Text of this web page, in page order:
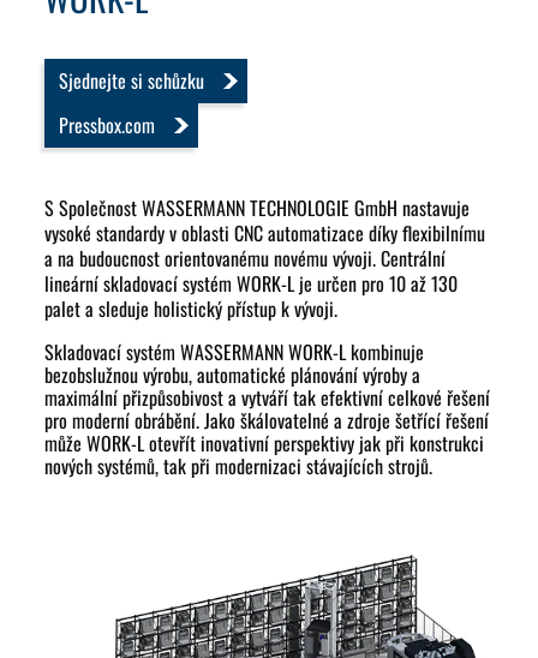
Sjednejte si schůzku
Pressbox.com
SSpolečnost WASSERMANN TECHNOLOGIE GmbH nastavuje
vysoké standardy v oblasti CNC automatizace díky flexibilnímu
a na budoucnost orientovanému novému vývoji. Centrální
lineární skladovací systém WORK-L je určen pro 10 až 130
palet a sleduje holistický přístup k vývoji.
Skladovací systém WASSERMANN WORK-L kombinuje
bezobslužnou výrobu, automatické plánování výroby a
maximální přizpůsobivost a vytváří tak efektivní celkové řešení
pro moderní obrábění. Jako škálovatelné a zdroje šetřící řešení
může WORK-L otevřít inovativní perspektivy jak při konstrukci
nových systémů, tak při modernizaci stávajících strojů.